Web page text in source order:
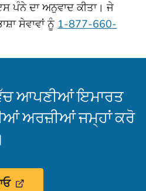
ਪੰਨੇ ਦਾ ਅਨੁਵਾਦ ਕੀਤਾ। ਜੇ
ਸੇਵਾਵਾਂ ਨੂੰ 1-877-660-
ਆਪਣੀਆਂ ਇਮਾਰਤ
ਅਰਜ਼ੀਆਂ ਜਮ੍ਹਾਂ ਕਰੋ